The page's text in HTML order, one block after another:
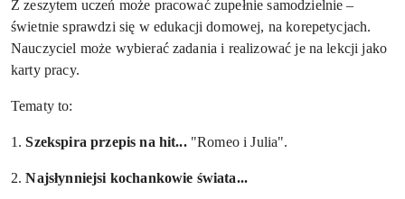
Z zeszytem uczeń może pracować zupełnie samodzielnie –
świetnie sprawdzi się w edukacji domowej, na korepetycjach.
Nauczyciel może wybierać zadania i realizować je na lekcji jako
karty pracy.
Tematy to:
1.Szekspira przepis na hit..."Romeo i Julia".
2.Najsłynniejsi kochankowie świata...